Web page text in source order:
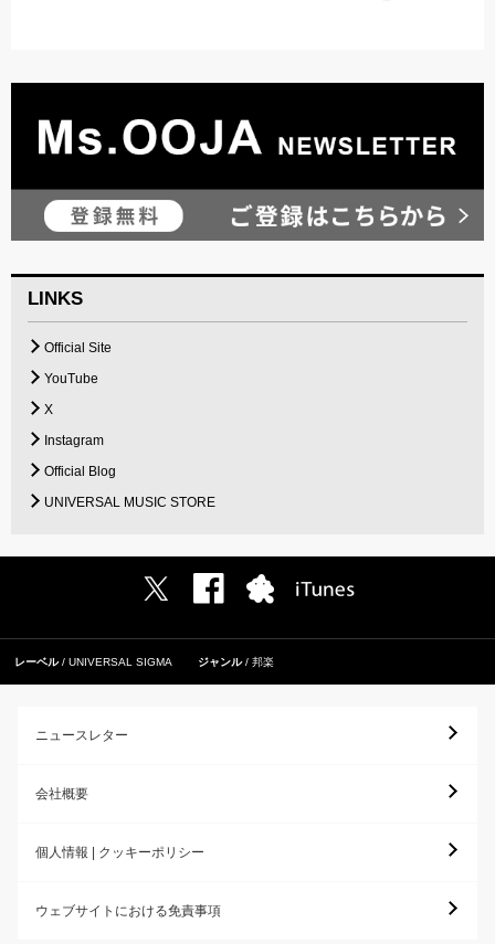
LINKS
Official Site
YouTube
X
Instagram
Official Blog
UNIVERSAL MUSIC STORE
レーベル UNIVERSAL SIGMA ジャンル 邦楽
ニュースレター
会社概要
個人情報 | クッキーポリシー
ウェブサイトにおける免責事項